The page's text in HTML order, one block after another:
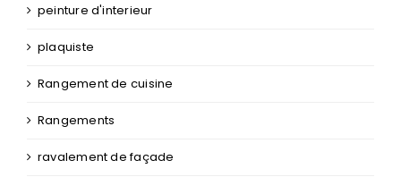
peinture d'interieur
plaquiste
Rangement de cuisine
Rangements
ravalement de façade